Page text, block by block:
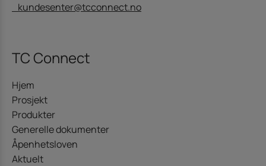
kundesenter@tcconnect.no
TC Connect
Hjem
Prosjekt
Produkter
Generelle dokumenter
Åpenhetsloven
Aktuelt